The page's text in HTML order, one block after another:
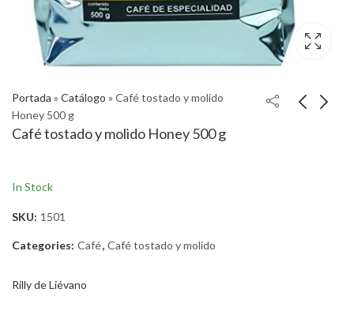
Portada » Catálogo » Café tostado y molido
Honey 500 g
Café tostado y molido Honey 500 g
In Stock
SKU: 1501
Categories: Café, Café tostado y molido
Rilly de Liévano